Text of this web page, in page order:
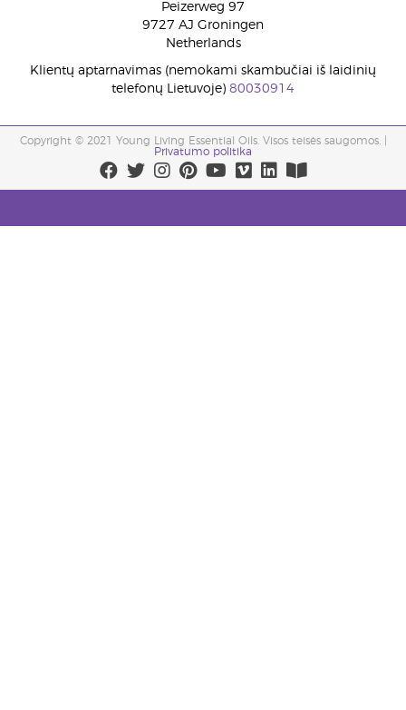
Peizerweg 97
9727 AJ Groningen
Netherlands
Klientų aptarnavimas (nemokami skambučiai iš laidinių
telefonų Lietuvoje) 80030914
Copyright © 2021 Young Living Essential Oils. Visos teisės saugomos. |
Privatumo politika